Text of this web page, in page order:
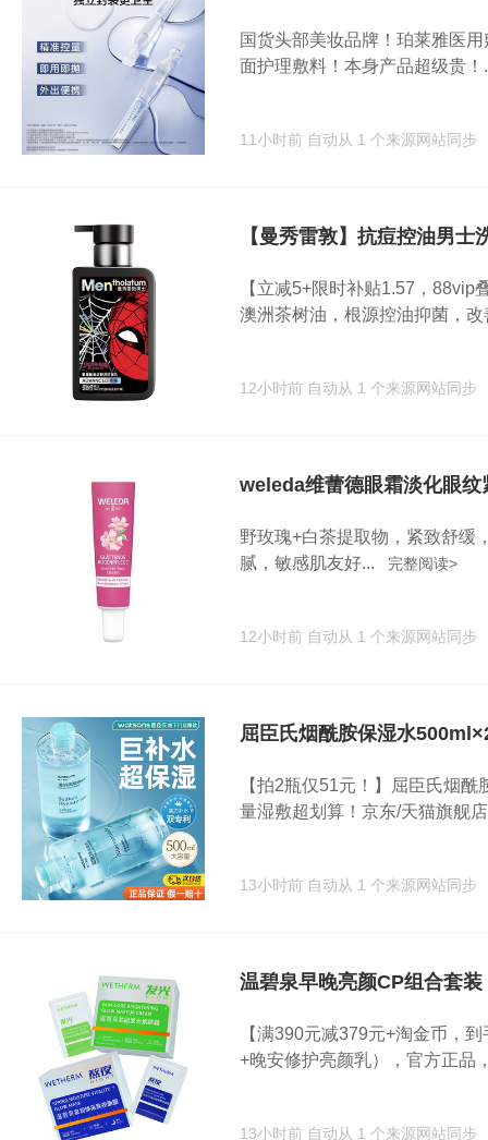
国货头部美妆品牌！珀莱雅医
面护理敷料！本身产品超级贵！
11小时前 自动从 1 个来源网站同步
【曼秀雷敦】抗痘控油男士
【立减5+限时补贴1.57，
澳洲茶树油，根源控油抑菌，改
12小时前 自动从 1 个来源网站同步
weleda维蕾德眼霜淡化眼纹
野玫瑰+白茶提取物，紧致舒缓
腻，敏感肌友好...
完整阅读>
12小时前 自动从 1 个来源网站同步
屈臣氏烟酰胺保湿水
【拍2瓶仅51元！】屈臣氏烟
量湿敷超划算！京东/天猫旗舰
13小时前 自动从 1 个来源网站同步
温碧泉早晚亮颜CP组合套装
【满390元减379元+淘金币，
+晚安修护亮颜乳），官方正品
13小时前 自动从 1 个来源网站同步